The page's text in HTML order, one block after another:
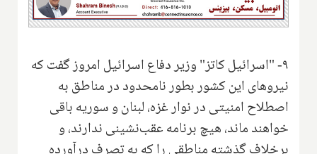
۹- "اسرائیل کاتز" وزیر دفاع اسرائیل امروز گفت که
نیروهای این کشور بطور نامحدود در مناطق به
اصطلاح امنیتی در نوار غزه، لبنان و سوریه باقی
خواهند ماند، هیچ برنامه عقب‌نشینی ندارند، و